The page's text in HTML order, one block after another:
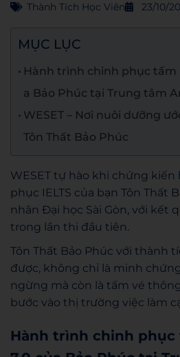
Thành Tích Học Viên 23/10/
MỤC LỤC
Hành trình chinh phục tấm
a Bảo Phúc tại Trung tâm
WESET – Nơi nuôi dưỡng
Tôn Thất Bảo Phúc
WESET tự hào khi chứng
phục IELTS của bạn Tôn Thất
nhân Đại học Sài Gòn, với kết
trong lần thi đầu tiên.
Tôn Thất Bảo Phúc với thành
được, không chỉ là minh
ngừng mà còn là tấm vé
bước vào thị trường việc làm
Hành trình chinh phục